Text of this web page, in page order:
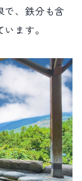
で、鉄分も含
ます。